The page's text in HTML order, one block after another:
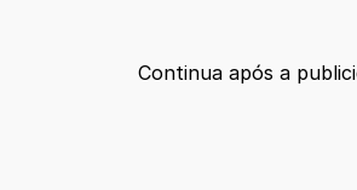
Continua após a